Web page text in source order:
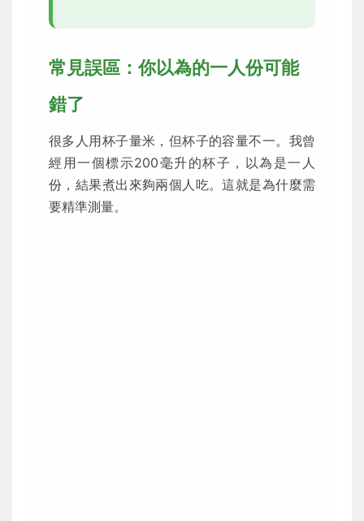
常見誤區：你以為的一人份可能
錯了
很多人用杯子量米，但杯子的容量不一。我曾
經用一個標示200毫升的杯子，以為是一人
份，結果煮出來夠兩個人吃。這就是為什麼需
要精準測量。